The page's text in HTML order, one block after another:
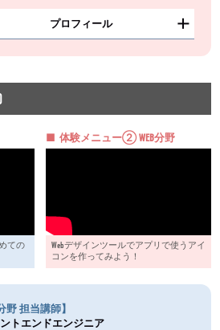
プロフィール
ての
体験メニュー② WEB分野
Webデザインツールでアプリで使うアイ
コンを作ってみよう！
野 担当講師】
トエンドエンジニア